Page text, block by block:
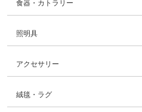
食器・カトラリー
照明具
アクセサリー
絨毯・ラグ